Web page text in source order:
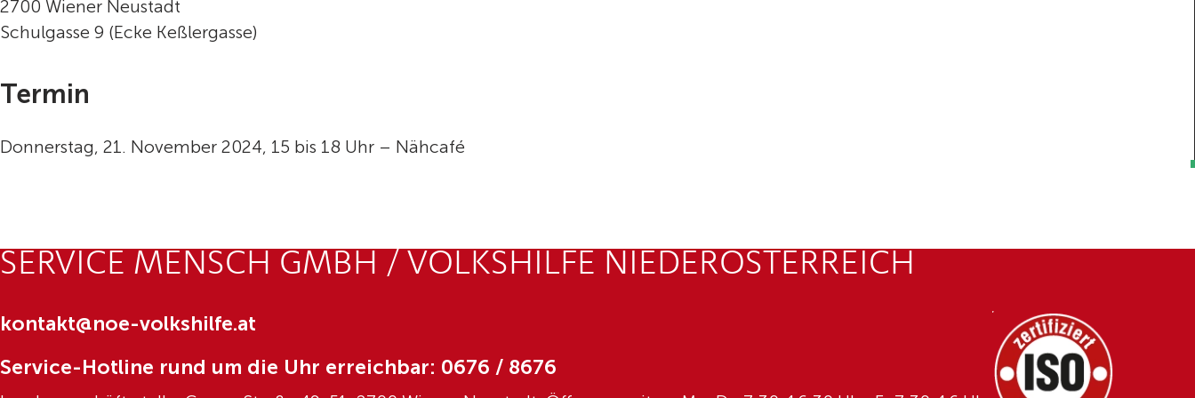
2700 Wiener Neustadt
Schulgasse 9 (Ecke Keßlergasse)
Termin
Donnerstag, 21. November 2024, 15 bis 18 Uhr – Nähcafé
SERVICE MENSCH GMBH / VOLKSHILFE NIEDERÖSTERREICH
kontakt@noe-volkshilfe.at
Service-Hotline rund um die Uhr erreichbar: 0676 / 8676